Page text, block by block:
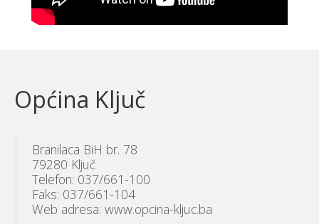
Općina Ključ
Branilaca BiH br. 78
79280 Ključ
Telefon: 037/661-100
Faks: 037/661-104
Web adresa: www.opcina-kljuc.ba